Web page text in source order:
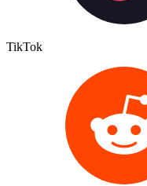
TikTok